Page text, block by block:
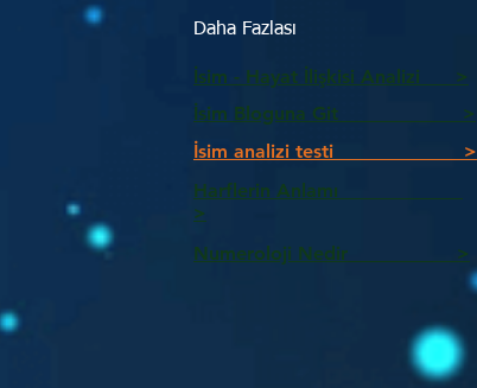
Daha Fazlası
İsim - Hayat İlişkisi Analizi >
İsim Bloguna Git >
İsim analizi testi >
Harflerin Anlamı
>
Numeroloji Nedir_________ >